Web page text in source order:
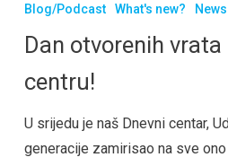
Blog/Podcast What's new? News
Dan otvorenih vrata
centru!
U srijedu je naš Dnevni centar,
generacije zamirisao na sve